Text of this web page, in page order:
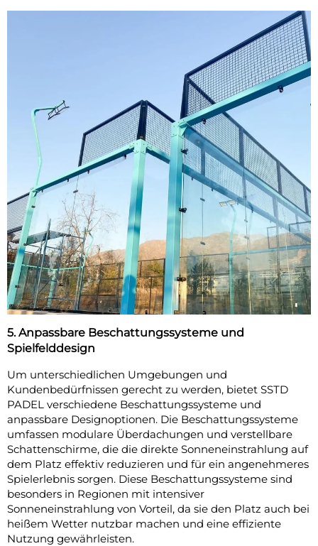
5. Anpassbare Beschattungssysteme und
Spielfelddesign
Um unterschiedlichen Umgebungen und
Kundenbedürfnissen gerecht zu werden, bietet SSTD
PADEL verschiedene Beschattungssysteme und
anpassbare Designoptionen. Die Beschattungssysteme
umfassen modulare Überdachungen und verstellbare
Schattenschirme, die die direkte Sonneneinstrahlung auf
dem Platz effektiv reduzieren und für ein angenehmeres
Spielerlebnis sorgen. Diese Beschattungssysteme sind
besonders in Regionen mit intensiver
Sonneneinstrahlung von Vorteil, da sie den Platz auch bei
heißem Wetter nutzbar machen und eine effiziente
Nutzung gewährleisten.